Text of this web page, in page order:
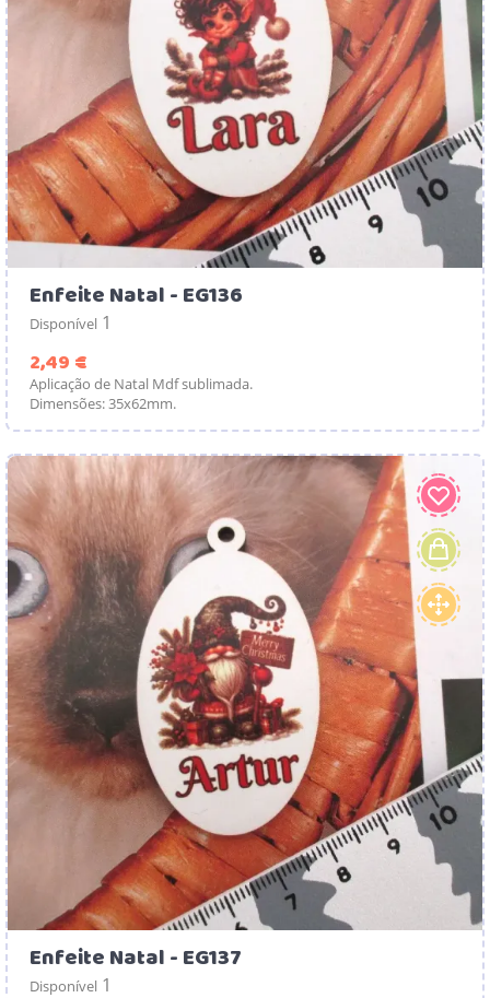
Enfeite Natal - EG136
Disponível 1
2,49 €
Aplicação de Natal Mdf sublimada.
Dimensões: 35x62mm.
Enfeite Natal - EG137
Disponível 1